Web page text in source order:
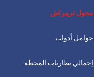
محول تريبراش
حوامل أدوات
إجمالي بطاريات المحطة